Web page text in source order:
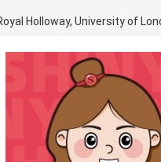
Holloway, University of